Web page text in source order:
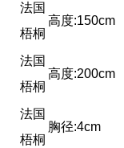
法国
梧桐
高度:150cm
法国
梧桐
高度:200cm
法国
梧桐
胸径:4cm